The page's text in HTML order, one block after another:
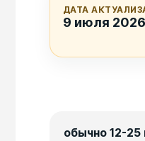
ДАТА
9 июля
обычно 12-25